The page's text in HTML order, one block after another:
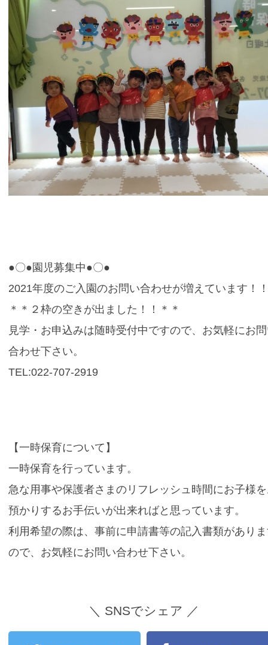
●〇●園児募集中●〇●
2021年度のご入園のお問い合わせが増えています！
＊＊２枠の空きが出ました！！＊＊
見学・お申込みは随時受付中ですので、お気軽にお
合わせ下さい。
TEL:022-707-2919
【一時保育について】
一時保育を行っています。
急な用事や保護者さまのリフレッシュ時間にお子様
預かりするお手伝いが出来ればと思っています。
利用希望の際は、事前に申請書等の記入書類があり
ので、お気軽にお問い合わせ下さい。
＼ SNSでシェア ／